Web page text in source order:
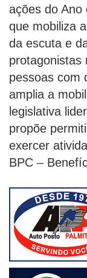
ações do Ano
que mobiliza
da escuta e
protagonistas
pessoas com
amplia a
legislativa
propõe
exercer
BPC –